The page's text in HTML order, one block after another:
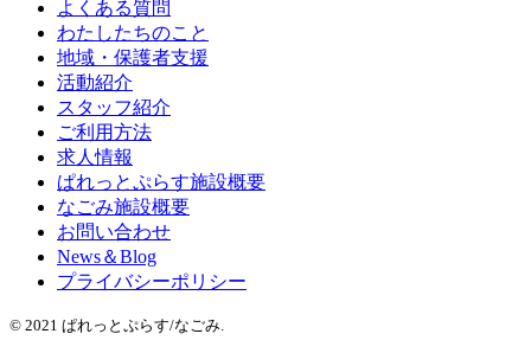
よくある質問
わたしたちのこと
地域・保護者支援
活動紹介
スタッフ紹介
ご利用方法
求人情報
ぱれっとぷらす施設概要
なごみ施設概要
お問い合わせ
News＆Blog
プライバシーポリシー
© 2021 ぱれっとぷらす/なごみ.